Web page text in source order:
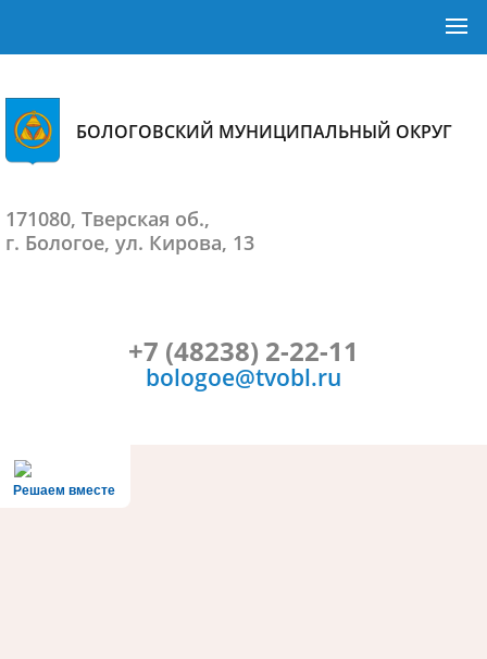
БОЛОГОВСКИЙ МУНИЦИПАЛЬНЫЙ ОКРУГ
171080, Тверская об.,
г. Бологое, ул. Кирова, 13
+7 (48238) 2-22-11
bologoe@tvobl.ru
Решаем вместе